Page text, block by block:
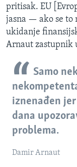
pritisak. EU
jasna — ako se to
ukidanje
Arnaut zastupnik
Samo
iznenađen jer
dana
problema.
Damir Arnaut